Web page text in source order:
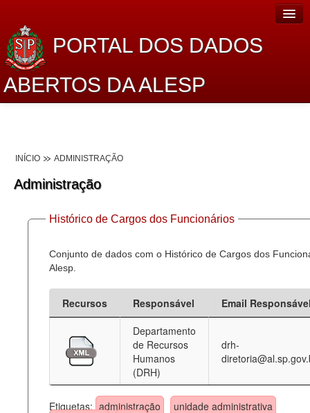
PORTAL DOS DADOS
ABERTOS DA ALESP
Dados Abertos Alesp
Lei de Acesso à Informação
Dados Governamentais Abertos
Planejamento
Catálogo de dados
Processo Legislativo
Administração
Legislação
INÍCIO ADMINISTRAÇÃO
Administração
Histórico de Cargos dos Funcionários
Conjunto de dados com o Histórico de Cargos dos
Alesp.
Recursos Responsável
Email
Departamento
de Recursos
Humanos
(DRH)
drh-
Etiquetas: administração
unidade administrativa